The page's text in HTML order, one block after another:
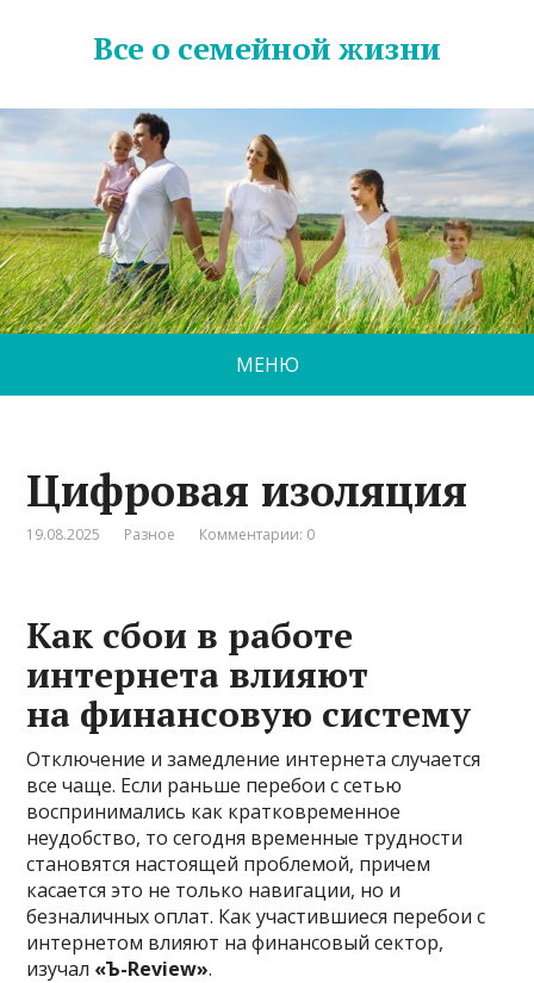
Все о семейной жизни
МЕНЮ
Цифровая изоляция
19.08.2025 Разное Комментарии: 0
Как сбои в работе
интернета влияют
на финансовую систему
Отключение и замедление интернета случается
все чаще. Если раньше перебои с сетью
воспринимались как кратковременное
неудобство, то сегодня временные трудности
становятся настоящей проблемой, причем
касается это не только навигации, но и
безналичных оплат. Как участившиеся перебои с
интернетом влияют на финансовый сектор,
изучал «Ъ-Review».